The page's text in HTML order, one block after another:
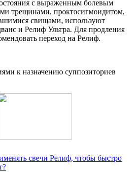
с выраженным болевым
трещинами, проктосигмоидитом,
свищами, используют
и Релиф Ультра. Для продления
переход на Релиф.
к назначению суппозиториев
свечи Релиф, чтобы быстро